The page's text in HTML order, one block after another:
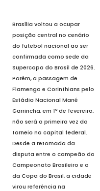
Brasília voltou a ocupar
posição central no cenário
do futebol nacional ao ser
confirmada como sede da
Supercopa do Brasil de 2026.
Porém, a passagem de
Flamengo e Corinthians pelo
Estádio Nacional Mané
Garrincha, em 1º de fevereiro,
não será a primeira vez do
torneio na capital federal.
Desde a retomada da
disputa entre o campeão do
Campeonato Brasileiro e o
da Copa do Brasil, a cidade
virou referência na